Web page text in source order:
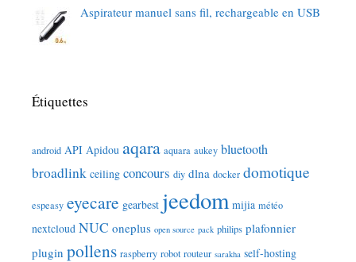
Aspirateur manuel sans fil, rechargeable en USB
Étiquettes
android API Apidou aqara aquara aukey bluetooth
broadlink ceiling concours diy dlna docker domotique
espeasy eyecare gearbest jeedom mijia météo
nextcloud NUC oneplus open source pack philips plafonnier
plugin pollens raspberry robot routeur sarakha self-hosting